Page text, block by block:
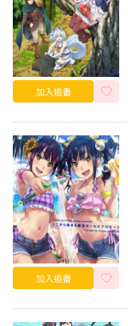
加入追番
加入追番